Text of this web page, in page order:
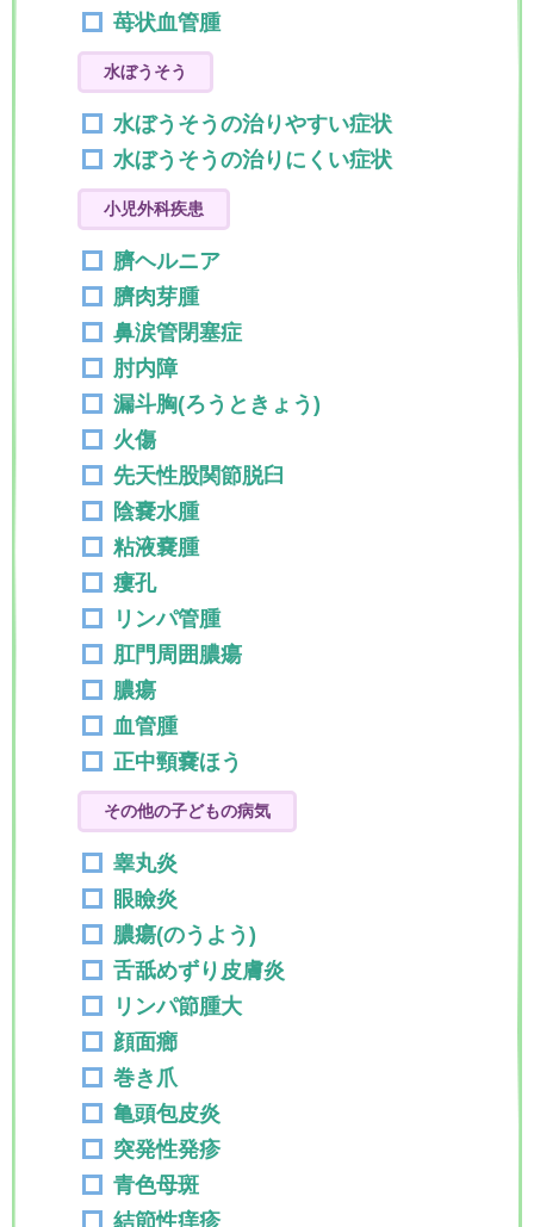
苺状血管腫
水ぼうそう
水ぼうそうの治りやすい症状
水ぼうそうの治りにくい症状
小児外科疾患
臍ヘルニア
臍肉芽腫
鼻涙管閉塞症
肘内障
漏斗胸(ろうときょう)
火傷
先天性股関節脱臼
陰嚢水腫
粘液嚢腫
瘻孔
リンパ管腫
肛門周囲膿瘍
膿瘍
血管腫
正中頸嚢ほう
その他の子どもの病気
睾丸炎
眼瞼炎
膿瘍(のうよう)
舌舐めずり皮膚炎
リンパ節腫大
顔面癤
巻き爪
亀頭包皮炎
突発性発疹
青色母斑
結節性痒疹